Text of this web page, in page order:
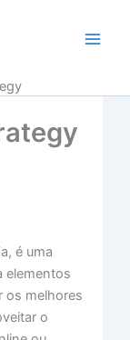
é uma
elementos
os melhores
o